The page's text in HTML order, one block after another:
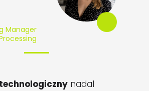
Manager
nadal